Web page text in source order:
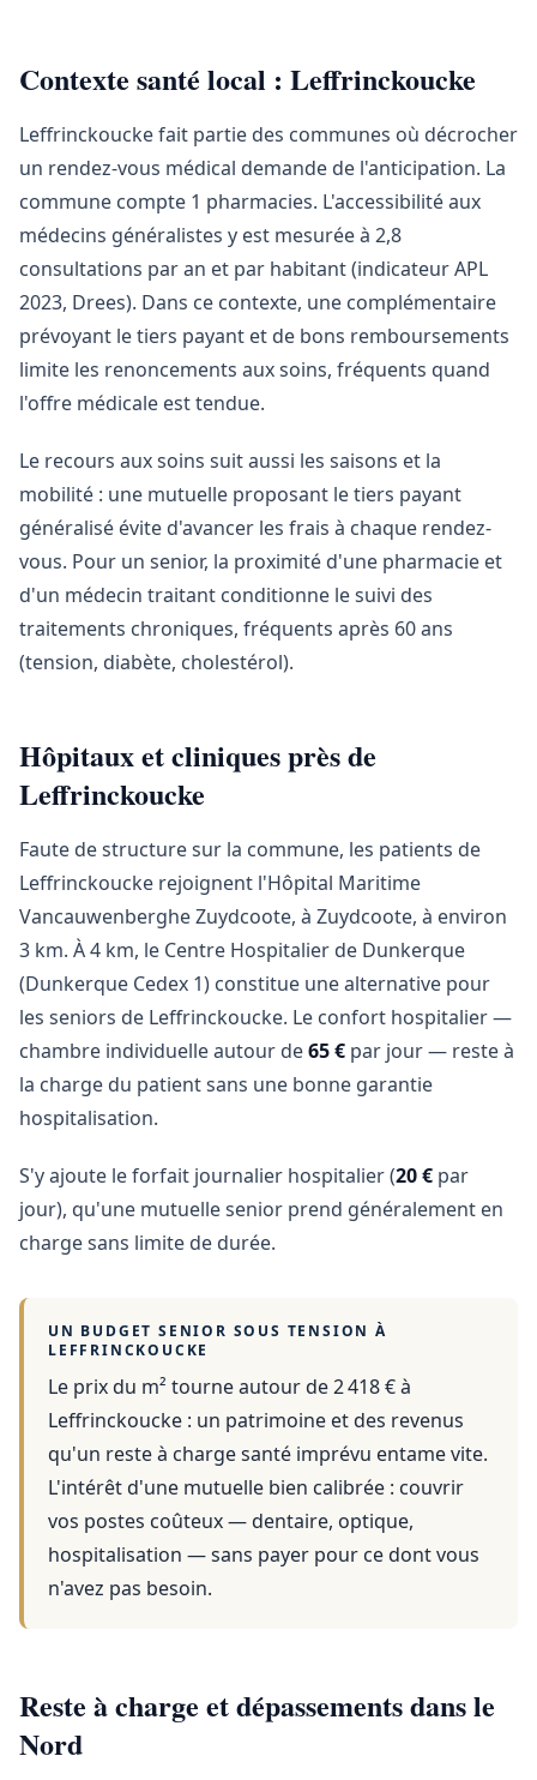
Contexte santé local : Leffrinckoucke
Leffrinckoucke fait partie des communes où décrocher
un rendez-vous médical demande de l'anticipation. La
commune compte 1 pharmacies. L'accessibilité aux
médecins généralistes y est mesurée à 2,8
consultations par an et par habitant (indicateur APL
2023, Drees). Dans ce contexte, une complémentaire
prévoyant le tiers payant et de bons remboursements
limite les renoncements aux soins, fréquents quand
l'offre médicale est tendue.
Le recours aux soins suit aussi les saisons et la
mobilité : une mutuelle proposant le tiers payant
généralisé évite d'avancer les frais à chaque rendez-
vous. Pour un senior, la proximité d'une pharmacie et
d'un médecin traitant conditionne le suivi des
traitements chroniques, fréquents après 60 ans
(tension, diabète, cholestérol).
Hôpitaux et cliniques près de
Leffrinckoucke
Faute de structure sur la commune, les patients de
Leffrinckoucke rejoignent l'Hôpital Maritime
Vancauwenberghe Zuydcoote, à Zuydcoote, à environ
3 km. À 4 km, le Centre Hospitalier de Dunkerque
(Dunkerque Cedex 1) constitue une alternative pour
les seniors de Leffrinckoucke. Le confort hospitalier —
chambre individuelle autour de65 € par jour — reste à
la charge du patient sans une bonne garantie
hospitalisation.
S'y ajoute le forfait journalier hospitalier (20 € par
jour), qu'une mutuelle senior prend généralement en
charge sans limite de durée.
UN BUDGET SENIOR SOUS TENSION À
LEFFRINCKOUCKE
Le prix du m² tourne autour de 2 418 €à
Leffrinckoucke : un patrimoine et des revenus
qu'un reste à charge santé imprévu entame vite.
L'intérêt d'une mutuelle bien calibrée : couvrir
vos postes coûteux — dentaire, optique,
hospitalisation — sans payer pour ce dont vous
n'avez pas besoin.
Reste à charge et dépassements dans le
Nord